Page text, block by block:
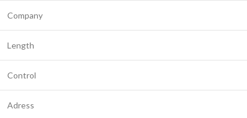
Company
Length
Control
Adress